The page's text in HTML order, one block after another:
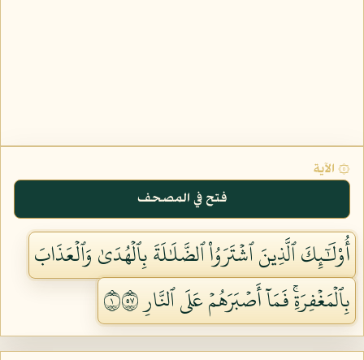
۞ الآية
فتح في المصحف
أُوْلَٰٓئِكَ ٱلَّذِينَ ٱشۡتَرَوُاْ ٱلضَّلَٰلَةَ بِٱلۡهُدَىٰ وَٱلۡعَذَابَ
بِٱلۡمَغۡفِرَةِۚ فَمَآ أَصۡبَرَهُمۡ عَلَى ٱلنَّارِ ١٧٥